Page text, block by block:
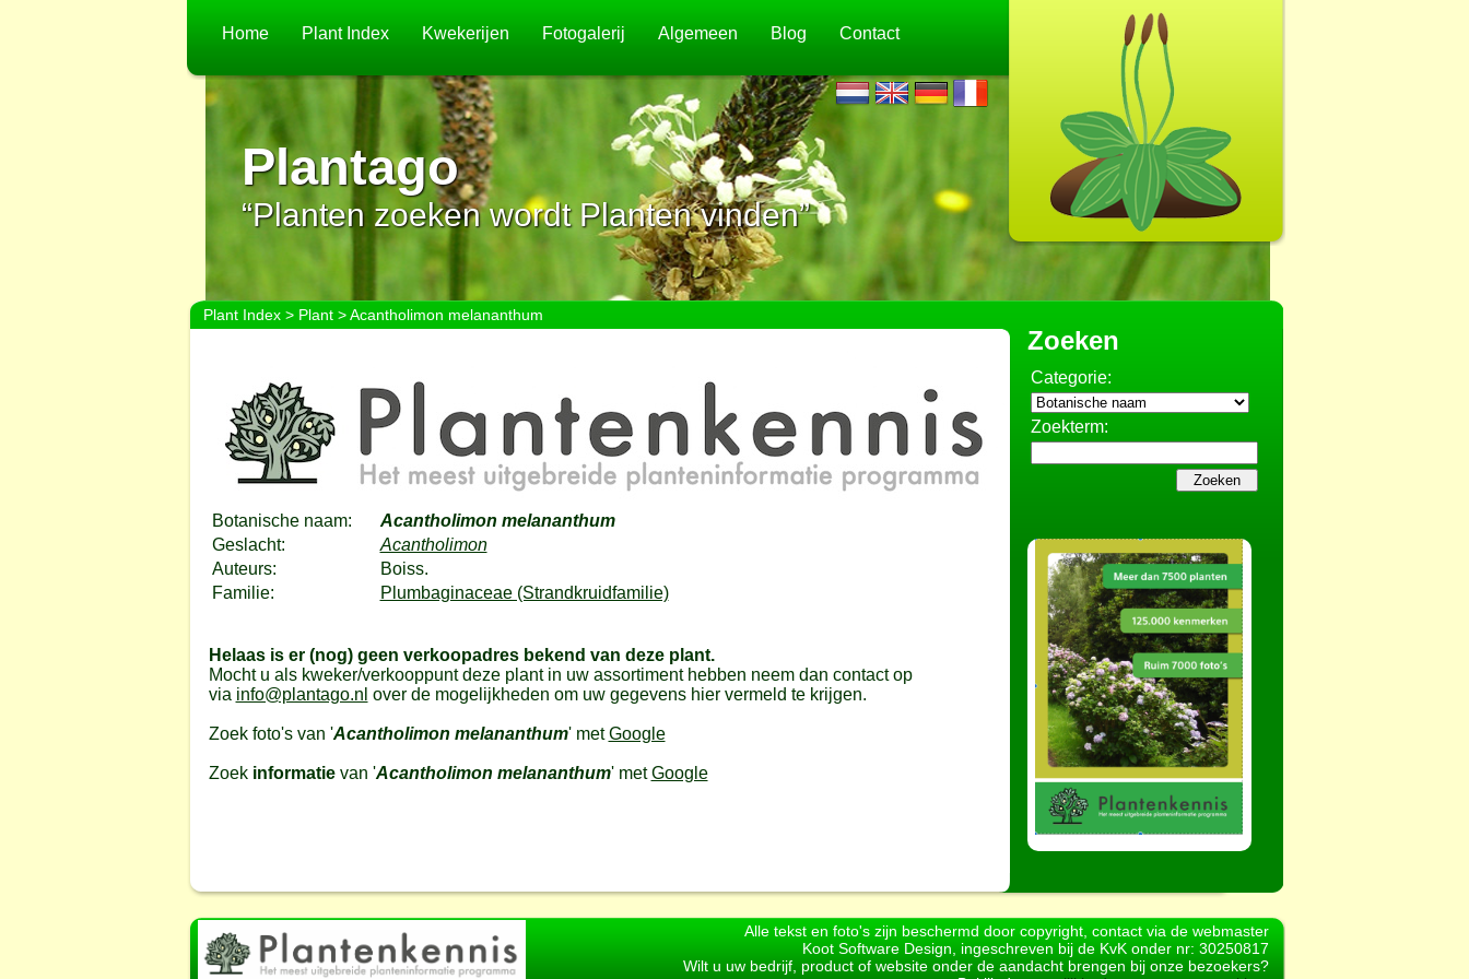
Home Plant Index Kwekerijen Fotogalerij Algemeen Blog Contact
Plantago
“Planten zoeken wordt Planten vinden”
Plant Index> Plant> Acantholimon melananthum
Botanische naam:
Acantholimon melananthum
Geslacht:
Acantholimon
Auteurs:
Boiss.
Familie:
Plumbaginaceae (Strandkruidfamilie)
Helaas is er (nog) geen verkoopadres bekend van deze plant.
Mocht u als kweker/verkooppunt deze plant in uw assortiment hebben neem dan contact op
via info@plantago.nl over de mogelijkheden om uw gegevens hier vermeld te krijgen.
Zoek foto's van 'Acantholimon melananthum' metGoogle
Zoek informatievan 'Acantholimon melananthum' metGoogle
Zoeken
Categorie:
Zoekterm:
Alle tekst en foto's zijn beschermd door copyright, contact via de webmaster
Koot Software Design, ingeschreven bij de KvK onder nr: 30250817
Wilt u uw bedrijf, product of website onder de aandacht brengen bij onze bezoekers?